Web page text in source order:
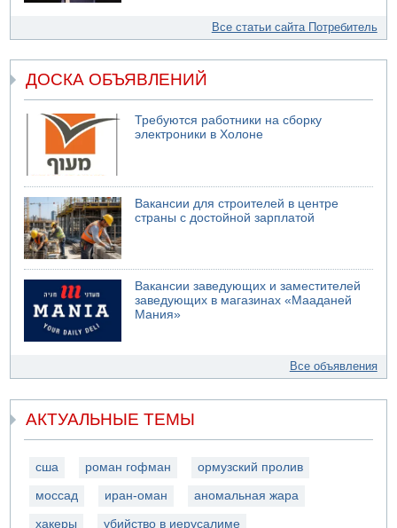
Все статьи сайта Потребитель
ДОСКА ОБЪЯВЛЕНИЙ
Требуются работники на сборку
электроники в Холоне
Вакансии для строителей в центре
страны с достойной зарплатой
Вакансии заведующих и заместителей
заведующих в магазинах «Мааданей
Мания»
Все объявления
АКТУАЛЬНЫЕ ТЕМЫ
сша роман гофман ормузский пролив
моссад иран-оман аномальная жара
хакеры убийство в иерусалиме